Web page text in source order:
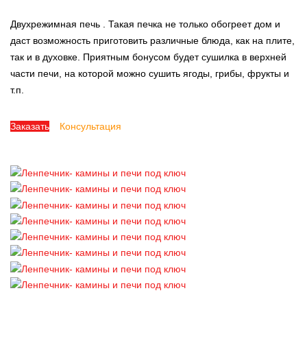
Двухрежимная печь . Такая печка не только обогреет дом и
даст возможность приготовить различные блюда, как на плите,
так и в духовке. Приятным бонусом будет сушилка в верхней
части печи, на которой можно сушить ягоды, грибы, фрукты и
т.п.
Заказать Консультация